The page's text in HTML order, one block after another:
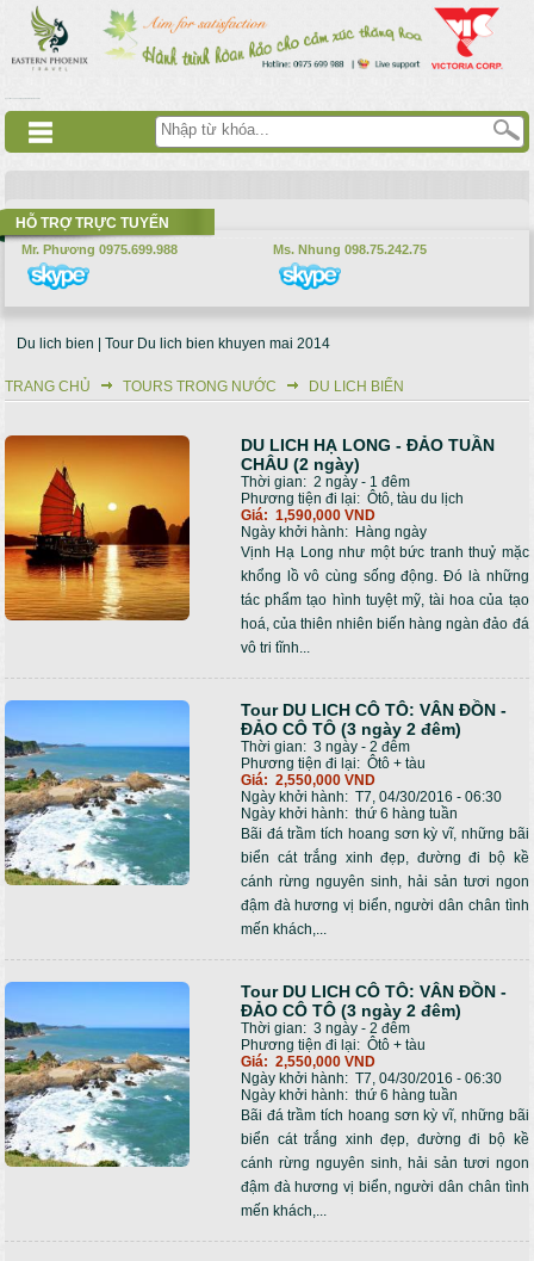
Nhảy đến nội dung
HỖ TRỢ TRỰC TUYẾN
Mr. Phương 0975.699.988 Ms. Nhung 098.75.242.75
Du lich bien | Tour Du lich bien khuyen mai 2014
Bạn đang ở đây
TRANG CHỦ TOURS TRONG NƯỚC DU LICH BIỂN
DU LICH HẠ LONG - ĐẢO TUẦN
CHÂU (2 ngày)
Thời gian: 2 ngày - 1 đêm
Phương tiện đi lại: Ôtô, tàu du lịch
Giá: 1,590,000 VND
Ngày khởi hành: Hàng ngày
Vịnh Hạ Long như một bức tranh thuỷ mặc
khổng lồ vô cùng sống động. Đó là những
tác phẩm tạo hình tuyệt mỹ, tài hoa của tạo
hoá, của thiên nhiên biến hàng ngàn đảo đá
vô tri tĩnh...
Tour DU LICH CÔ TÔ: VÂN ĐỒN -
ĐẢO CÔ TÔ (3 ngày 2 đêm)
Thời gian: 3 ngày - 2 đêm
Phương tiện đi lại: Ôtô + tàu
Giá: 2,550,000 VND
Ngày khởi hành: T7, 04/30/2016 - 06:30
Ngày khởi hành: thứ 6 hàng tuần
Bãi đá trầm tích hoang sơn kỳ vĩ, những bãi
biển cát trắng xinh đẹp, đường đi bộ kề
cánh rừng nguyên sinh, hải sản tươi ngon
đậm đà hương vị biển, người dân chân tình
mến khách,...
Tour DU LICH CÔ TÔ: VÂN ĐỒN -
ĐẢO CÔ TÔ (3 ngày 2 đêm)
Thời gian: 3 ngày - 2 đêm
Phương tiện đi lại: Ôtô + tàu
Giá: 2,550,000 VND
Ngày khởi hành: T7, 04/30/2016 - 06:30
Ngày khởi hành: thứ 6 hàng tuần
Bãi đá trầm tích hoang sơn kỳ vĩ, những bãi
biển cát trắng xinh đẹp, đường đi bộ kề
cánh rừng nguyên sinh, hải sản tươi ngon
đậm đà hương vị biển, người dân chân tình
mến khách,...
Trang